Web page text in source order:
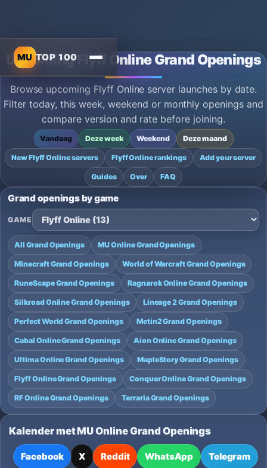
MU TOP 100
Upcoming Flyff Online Grand Openings
Browse upcoming Flyff Online server launches by date.
Filter today, this week, weekend or monthly openings and
compare version and rate before joining.
Vandaag Deze week Weekend Deze maand
New Flyff Online servers Flyff Online rankings Add your server
Guides Over FAQ
Grand openings by game
GAME
All Grand Openings MU Online Grand Openings
Minecraft Grand Openings World of Warcraft Grand Openings
RuneScape Grand Openings Ragnarok Online Grand Openings
Silkroad Online Grand Openings Lineage 2 Grand Openings
Perfect World Grand Openings Metin2 Grand Openings
Cabal Online Grand Openings Aion Online Grand Openings
Ultima Online Grand Openings MapleStory Grand Openings
Flyff Online Grand Openings Conquer Online Grand Openings
RF Online Grand Openings Terraria Grand Openings
Kalender met MU Online Grand Openings
Facebook X Reddit WhatsApp Telegram